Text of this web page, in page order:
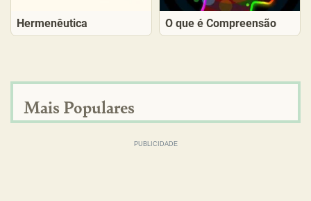
Hermenêutica O que é Compreensão
Mais Populares